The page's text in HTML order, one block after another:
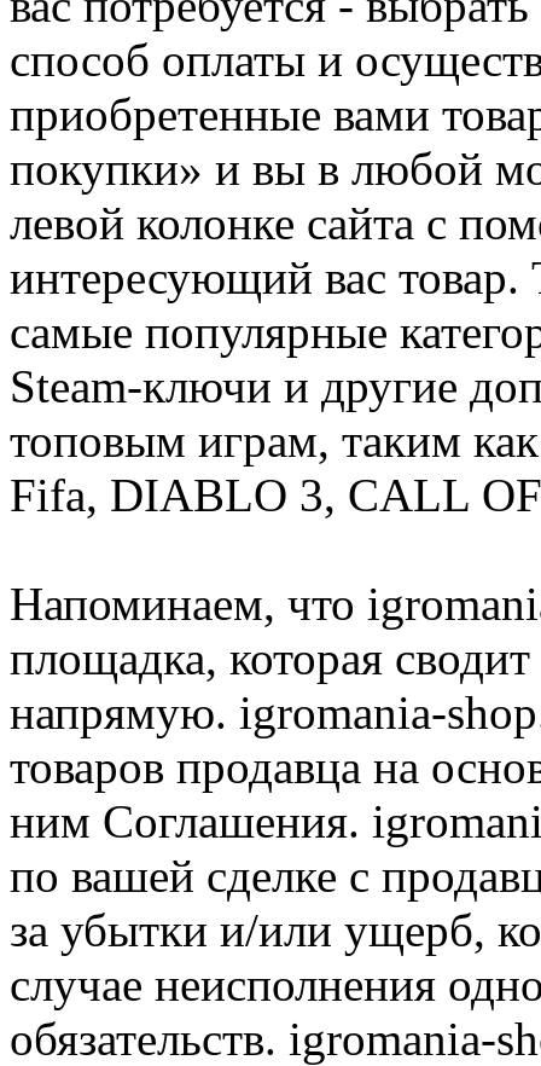
способ оплаты и
приобретенные вами
покупки» и вы в любой
левой колонке сайта с
интересующий вас
самые популярные
Steam-ключи и другие
топовым играм, таким
Fifa, DIABLO 3, CALL
Напоминаем, что
площадка, которая
напрямую. igromania-
товаров продавца на
ним Соглашения.
по вашей сделке с
за убытки и/или ущерб,
случае неисполнения
обязательств. igromania-